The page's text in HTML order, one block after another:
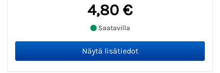
4,80 €
Saatavilla